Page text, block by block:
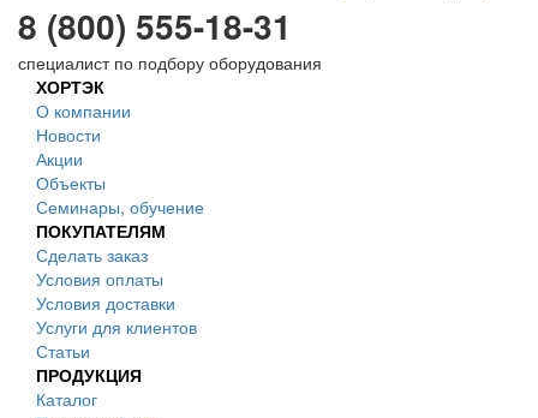
8 (800) 555-18-31
специалист по подбору оборудования
ХОРТЭК
О компании
Новости
Акции
Объекты
Семинары, обучение
ПОКУПАТЕЛЯМ
Сделать заказ
Условия оплаты
Условия доставки
Услуги для клиентов
Статьи
ПРОДУКЦИЯ
Каталог